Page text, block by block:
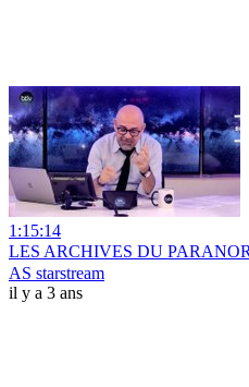
1:15:14
LES ARCHIVES DU
AS starstream
il y a 3 ans